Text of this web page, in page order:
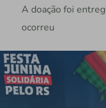
A doação foi
ocorreu